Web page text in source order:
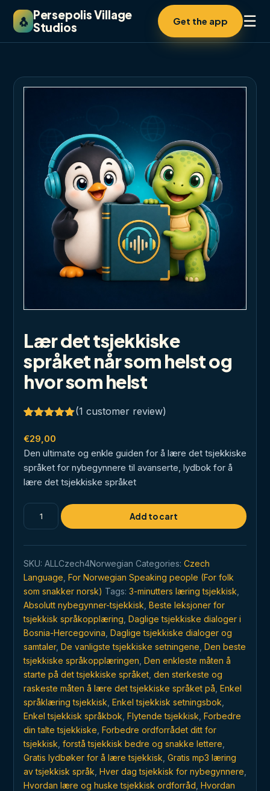
🐧 Persepolis Village
Studios
Get the app ☰
Lær det tsjekkiske
språket når som helst og
hvor som helst
out of 5
based on
customer
rating
(1 customer review)
€29,00
Den ultimate og enkle guiden for å lære det tsjekkiske
språket for nybegynnere til avanserte, lydbok for å
lære det tsjekkiske språket
Lær
det
når
som
helst
og
hvor
som
helst
quantity
Add to cart
SKU: ALLCzech4Norwegian Categories: Czech
Language For Norwegian Speaking people (For folk
som snakker norsk) Tags: 3-minutters læring tsjekkisk
Absolutt nybegynner-tsjekkisk Beste leksjoner for
tsjekkisk språkopplæring Daglige tsjekkiske dialoger i
Bosnia-Hercegovina Daglige tsjekkiske dialoger og
samtaler, De vanligste tsjekkiske setningene Den beste
tsjekkiske språkopplæringen Den enkleste måten å
starte på det tsjekkiske språket den sterkeste og
raskeste måten å lære det tsjekkiske språket på Enkel
språklæring tsjekkisk Enkel tsjekkisk setningsbok
Enkel tsjekkisk språkbok Flytende tsjekkisk Forbedre
din talte tsjekkiske Forbedre ordforrådet ditt for
tsjekkisk forstå tsjekkisk bedre og snakke lettere
Gratis lydbøker for å lære tsjekkisk Gratis mp3 læring
av tsjekkisk språk Hver dag tsjekkisk for nybegynnere
Hvordan lære og huske tsjekkisk ordforråd Hvordan